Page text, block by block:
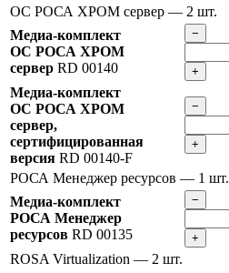
ОС РОСА ХРОМ сервер — 2 шт.
Медиа-комплект
ОС РОСА ХРОМ
сервер RD 00140
−
+
Медиа-комплект
ОС РОСА ХРОМ
сервер,
сертифицированная
версия RD 00140-F
−
+
РОСА Менеджер ресурсов — 1 шт.
Медиа-комплект
РОСА Менеджер
ресурсов RD 00135
−
+
ROSA Virtualization — 2 шт.